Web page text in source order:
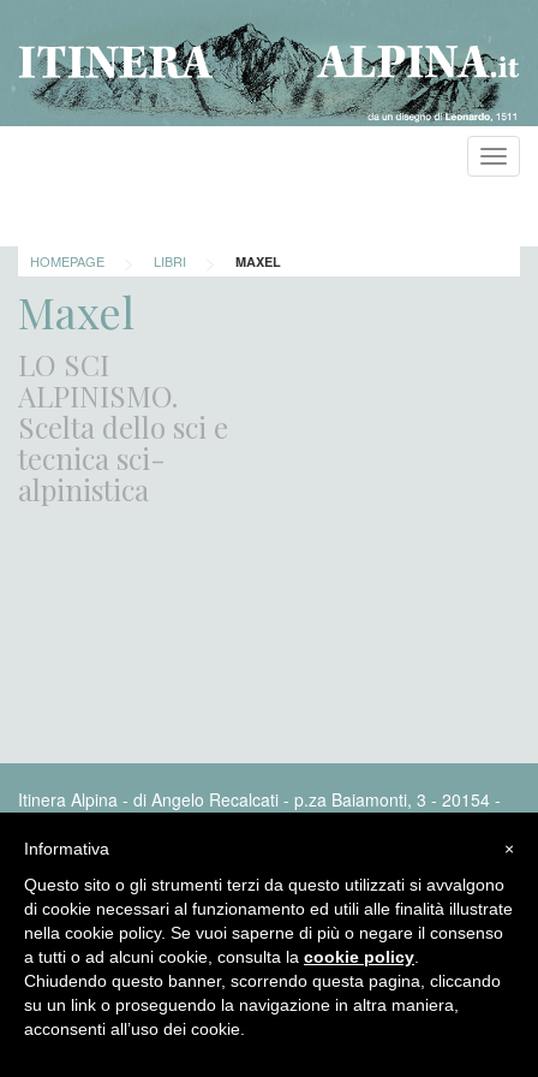
HOMEPAGE LIBRI MAXEL
Maxel
LO SCI
ALPINISMO.
Scelta dello sci e
tecnica sci-
alpinistica
Itinera Alpina - di Angelo Recalcati - p.za Baiamonti, 3 - 20154 -
policy
×
Informativa
Questo sito o gli strumenti terzi da questo utilizzati si avvalgono
di cookie necessari al funzionamento ed utili alle finalità illustrate
nella cookie policy. Se vuoi saperne di più o negare il consenso
a tutti o ad alcuni cookie, consulta la cookie policy
Chiudendo questo banner, scorrendo questa pagina, cliccando
su un link o proseguendo la navigazione in altra maniera,
acconsenti all’uso dei cookie.